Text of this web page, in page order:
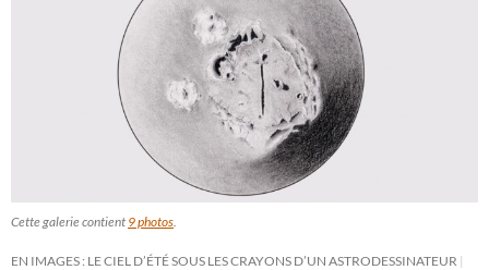
Cette galerie contient 9 photos
EN IMAGES : LE CIEL D’ÉTÉ SOUS LES CRAYONS D’UN ASTRODESSINATEUR